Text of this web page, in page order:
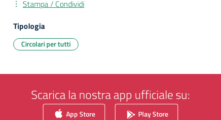
Stampa / Condividi
Tipologia
Circolari per tutti
Scarica la nostra app ufficiale su:
App Store Play Store